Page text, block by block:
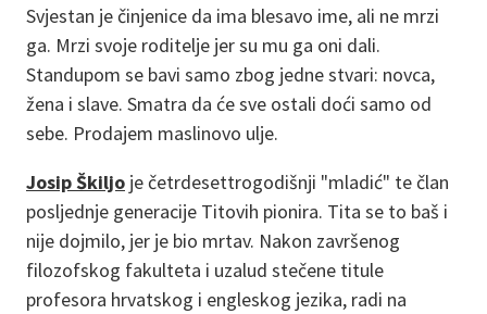
Svjestan je činjenice da ima blesavo ime, ali ne mrzi
ga. Mrzi svoje roditelje jer su mu ga oni dali.
Standupom se bavi samo zbog jedne stvari: novca,
žena i slave. Smatra da će sve ostali doći samo od
sebe. Prodajem maslinovo ulje.
Josip Škiljo je četrdesettrogodišnji "mladić" te član
posljednje generacije Titovih pionira. Tita se to baš i
nije dojmilo, jer je bio mrtav. Nakon završenog
filozofskog fakulteta i uzalud stečene titule
profesora hrvatskog i engleskog jezika, radi na